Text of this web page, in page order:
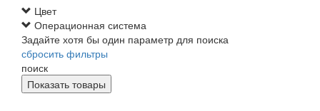
Цвет
Операционная система
Задайте хотя бы один параметр для поиска
сбросить фильтры
поиск